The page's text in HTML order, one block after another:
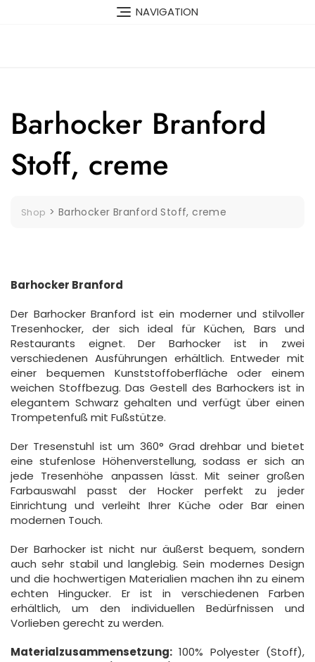
NAVIGATION
Barhocker Branford
Stoff, creme
Shop > Barhocker Branford Stoff, creme
Barhocker Branford
Der Barhocker Branford ist ein moderner und stilvoller
Tresenhocker, der sich ideal für Küchen, Bars und
Restaurants eignet. Der Barhocker ist in zwei
verschiedenen Ausführungen erhältlich. Entweder mit
einer bequemen Kunststoffoberfläche oder einem
weichen Stoffbezug. Das Gestell des Barhockers ist in
elegantem Schwarz gehalten und verfügt über einen
Trompetenfuß mit Fußstütze.
Der Tresenstuhl ist um 360° Grad drehbar und bietet
eine stufenlose Höhenverstellung, sodass er sich an
jede Tresenhöhe anpassen lässt. Mit seiner großen
Farbauswahl passt der Hocker perfekt zu jeder
Einrichtung und verleiht Ihrer Küche oder Bar einen
modernen Touch.
Der Barhocker ist nicht nur äußerst bequem, sondern
auch sehr stabil und langlebig. Sein modernes Design
und die hochwertigen Materialien machen ihn zu einem
echten Hingucker. Er ist in verschiedenen Farben
erhältlich, um den individuellen Bedürfnissen und
Vorlieben gerecht zu werden.
Materialzusammensetzung: 100% Polyester (Stoff),